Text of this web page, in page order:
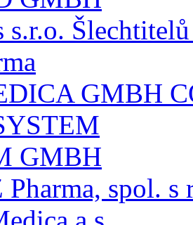
s.r.o.
GMBH
GMBH
spol. s